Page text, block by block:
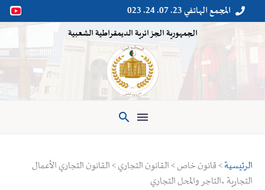

 المجمع الهاتفي 23. 07. 24. 023
الجمهورية الجزائرية الديمقراطية الشعبية

الرئيسية> قانون خاص > القانون التجاري > القانون التجاري الأعمال
التجارية ،التاجر والمحل التجاري